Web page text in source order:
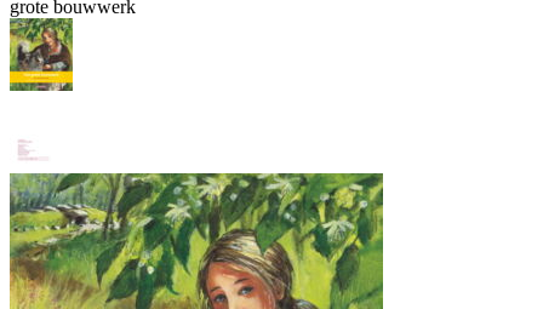
grote bouwwerk